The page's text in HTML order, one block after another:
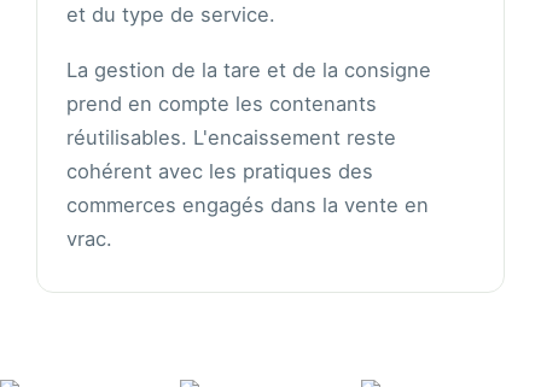
et du type de service.
La gestion de la tare et de la consigne
prend en compte les contenants
réutilisables. L'encaissement reste
cohérent avec les pratiques des
commerces engagés dans la vente en
vrac.